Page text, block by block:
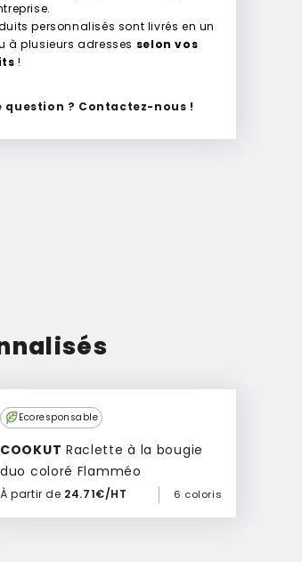
personnalisés sont livrés en un
à plusieurs adresses selon vos
!
question ? Contactez-nous !
Ecoresponsable
COOKUT
duo coloré Flamméo
À partir de 24.71€/HT 6 coloris
Ajouter à mon devis